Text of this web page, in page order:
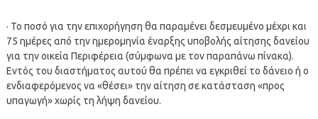
· Το ποσό για την επιχορήγηση θα παραμένει δεσμευμένο μέχρι και
75 ημέρες από την ημερομηνία έναρξης υποβολής αίτησης δανείου
για την οικεία Περιφέρεια (σύμφωνα με τον παραπάνω πίνακα).
Εντός του διαστήματος αυτού θα πρέπει να εγκριθεί το δάνειο ή ο
ενδιαφερόμενος να «θέσει» την αίτηση σε κατάσταση «προς
υπαγωγή» χωρίς τη λήψη δανείου.